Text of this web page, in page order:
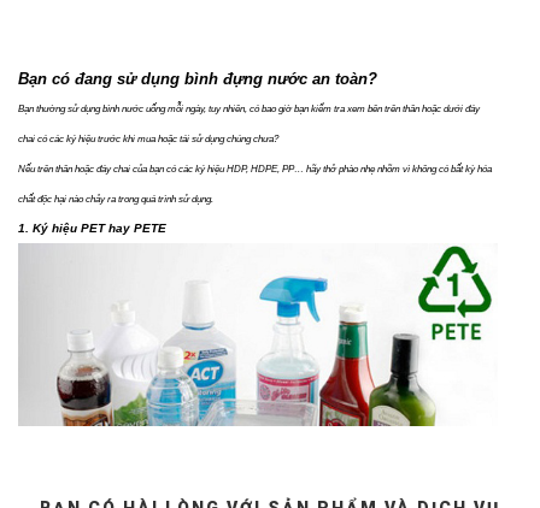
Bạn có đang sử dụng bình đựng nước an toàn?
Bạn thường sử dụng bình nước uống mỗi ngày, tuy nhiên, có bao giờ bạn kiểm tra xem bên trên thân hoặc dưới đáy
chai có các ký hiệu trước khi mua hoặc tái sử dụng chúng chưa?
Nếu trên thân hoặc đáy chai của bạn có các ký hiệu HDP, HDPE, PP… hãy thở phào nhẹ nhõm vì không có bất kỳ hóa
chất độc hại nào chảy ra trong quá trình sử dụng.
1. Ký hiệu PET hay PETE